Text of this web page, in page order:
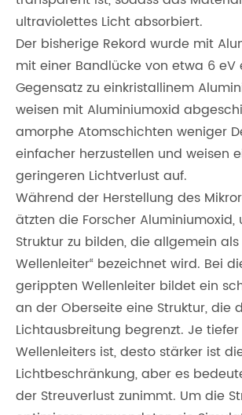
ultraviolettes Licht absorbiert.
Der bisherige Rekord wurde mit
mit einer Bandlücke von etwa 6 eV
Gegensatz zu einkristallinem
weisen mit Aluminiumoxid
amorphe Atomschichten weniger
einfacher herzustellen und weisen
geringeren Lichtverlust auf.
Während der Herstellung des
ätzten die Forscher Aluminiumoxid,
Struktur zu bilden, die allgemein
Wellenleiter“ bezeichnet wird. Bei
gerippten Wellenleiter bildet ein
an der Oberseite eine Struktur, die
Lichtausbreitung begrenzt. Je
Wellenleiters ist, desto stärker ist
Lichtbeschränkung, aber es
der Streuverlust zunimmt. Um die